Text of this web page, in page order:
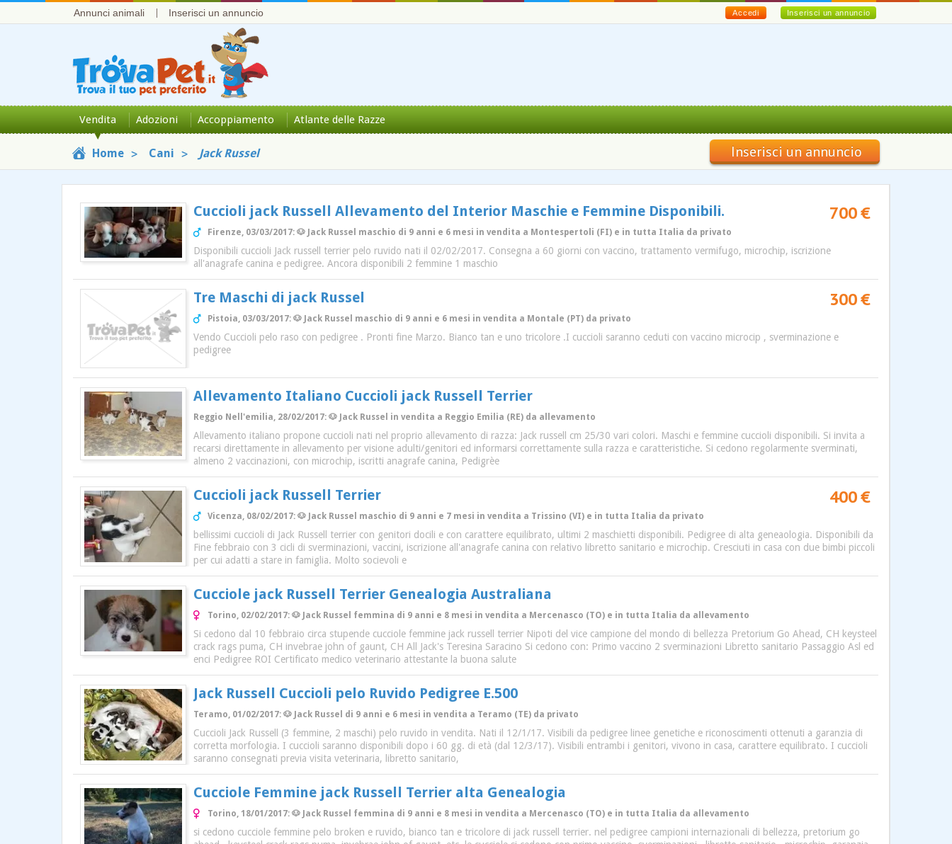
Annunci animali Inserisci un annuncio Inserisci un annuncio
Accedi
Vendita Adozioni Accoppiamento Atlante delle Razze
Home Cani Jack Russel Inserisci un annuncio
Cuccioli jack Russell Allevamento del Interior Maschie e Femmine Disponibili. 700 €
Firenze, 03/03/2017: 🐶 Jack Russel maschio di 9 anni e 6 mesi in vendita a Montespertoli (FI) e in tutta Italia da privato
Disponibili cuccioli Jack russell terrier pelo ruvido nati il 02/02/2017. Consegna a 60 giorni con vaccino, trattamento vermifugo, microchip, iscrizione
all'anagrafe canina e pedigree. Ancora disponibili 2 femmine 1 maschio
Tre Maschi di jack Russel 300 €
Pistoia, 03/03/2017: 🐶 Jack Russel maschio di 9 anni e 6 mesi in vendita a Montale (PT) da privato
Vendo Cuccioli pelo raso con pedigree . Pronti fine Marzo. Bianco tan e uno tricolore .I cuccioli saranno ceduti con vaccino microcip , sverminazione e
pedigree
Allevamento Italiano Cuccioli jack Russell Terrier
Reggio Nell'emilia, 28/02/2017: 🐶 Jack Russel in vendita a Reggio Emilia (RE) da allevamento
Allevamento italiano propone cuccioli nati nel proprio allevamento di razza: Jack russell cm 25/30 vari colori. Maschi e femmine cuccioli disponibili. Si invita a
recarsi direttamente in allevamento per visione adulti/genitori ed informarsi correttamente sulla razza e caratteristiche. Si cedono regolarmente sverminati,
almeno 2 vaccinazioni, con microchip, iscritti anagrafe canina, Pedigrèe
Cuccioli jack Russell Terrier 400 €
Vicenza, 08/02/2017: 🐶 Jack Russel maschio di 9 anni e 7 mesi in vendita a Trissino (VI) e in tutta Italia da privato
bellissimi cuccioli di Jack Russell terrier con genitori docili e con carattere equilibrato, ultimi 2 maschietti disponibili. Pedigree di alta geneaologia. Disponibili da
Fine febbraio con 3 cicli di sverminazioni, vaccini, iscrizione all'anagrafe canina con relativo libretto sanitario e microchip. Cresciuti in casa con due bimbi piccoli
per cui adatti a stare in famiglia. Molto socievoli e
Cucciole jack Russell Terrier Genealogia Australiana
Torino, 02/02/2017: 🐶 Jack Russel femmina di 9 anni e 8 mesi in vendita a Mercenasco (TO) e in tutta Italia da allevamento
Si cedono dal 10 febbraio circa stupende cucciole femmine jack russell terrier Nipoti del vice campione del mondo di bellezza Pretorium Go Ahead, CH keysteel
crack rags puma, CH invebrae john of gaunt, CH All Jack's Teresina Saracino Si cedono con: Primo vaccino 2 sverminazioni Libretto sanitario Passaggio Asl ed
enci Pedigree ROI Certificato medico veterinario attestante la buona salute
Jack Russell Cuccioli pelo Ruvido Pedigree E.500
Teramo, 01/02/2017: 🐶 Jack Russel di 9 anni e 6 mesi in vendita a Teramo (TE) da privato
Cuccioli Jack Russell (3 femmine, 2 maschi) pelo ruvido in vendita. Nati il 12/1/17. Visibili da pedigree linee genetiche e riconoscimenti ottenuti a garanzia di
corretta morfologia. I cuccioli saranno disponibili dopo i 60 gg. di età (dal 12/3/17). Visibili entrambi i genitori, vivono in casa, carattere equilibrato. I cuccioli
saranno consegnati previa visita veterinaria, libretto sanitario,
Cucciole Femmine jack Russell Terrier alta Genealogia
Torino, 18/01/2017: 🐶 Jack Russel femmina di 9 anni e 8 mesi in vendita a Mercenasco (TO) e in tutta Italia da allevamento
si cedono cucciole femmine pelo broken e ruvido, bianco tan e tricolore di jack russell terrier. nel pedigree campioni internazionali di bellezza, pretorium go